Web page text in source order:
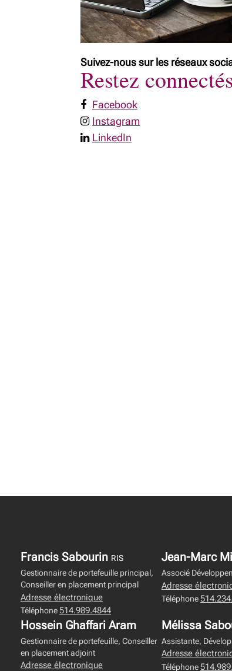
Suivez-nous sur les réseaux
Restez
Facebook
Instagram
LinkedIn
Francis Sabourin RIS
Gestionnaire de portefeuille principal,
Conseiller en placement principal
Adresse électronique
Téléphone514.989.4844
Jean-Marc
Associé
Adresse
Téléphone
Hossein Ghaffari Aram
Gestionnaire de portefeuille, Conseiller
en placement adjoint
Adresse électronique
Mélissa
Assistante,
Adresse
Téléphone